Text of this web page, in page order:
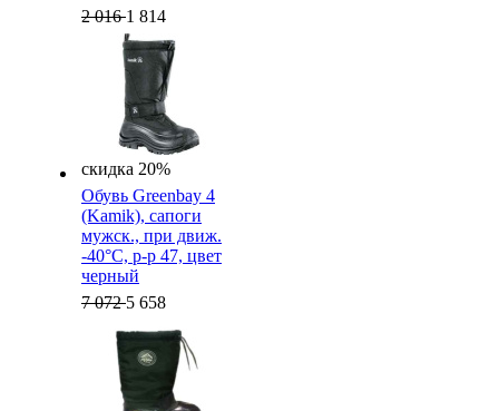
2 0161 814
скидка 20%
Обувь Greenbay 4
(Kamik), cапоги
мужск., при движ.
-40°C, р-р 47, цвет
черный
7 0725 658